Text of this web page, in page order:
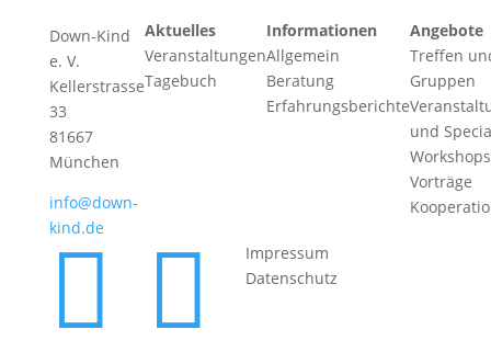
Down-Kind
e. V.
Kellerstrasse
33
81667
München
info@down-
kind.de
Aktuelles
Veranstaltungen
Tagebuch
Informationen
Allgemein
Beratung
Erfahrungsberichte
Angebote
Treffen
Gruppen
und
Vorträge
 
Impressum
Datenschutz